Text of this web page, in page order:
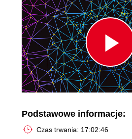
Podstawowe informacje:
Czas trwania: 17:02:46